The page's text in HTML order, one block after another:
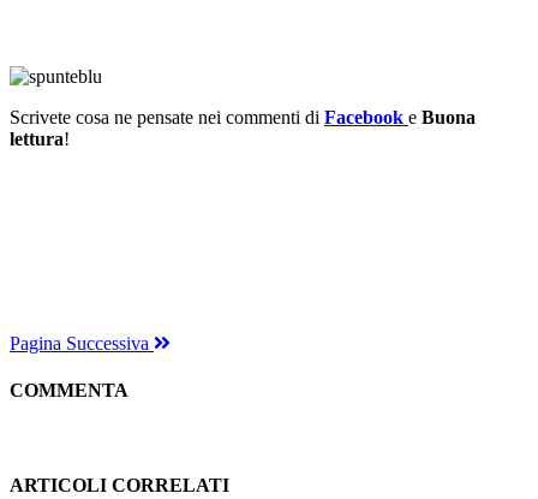
Scrivete cosa ne pensate nei commenti di Facebook e Buona
lettura!
Pagina Successiva
COMMENTA
ARTICOLI CORRELATI